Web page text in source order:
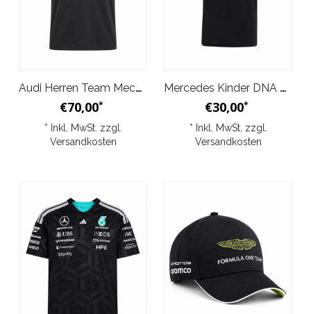
Audi Herren Team Mechanics T-Shirt Dunkelgrau 2026
€70,00*
* Inkl. MwSt. zzgl.
Versandkosten
Mercedes Kinder DNA T-Shirt Schwarz 2026
€30,00*
* Inkl. MwSt. zzgl.
Versandkosten